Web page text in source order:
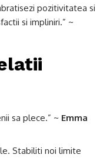
pozitivitatea si
si impliniri.” ~
sa plece.” ~ Emma
Stabiliti noi limite